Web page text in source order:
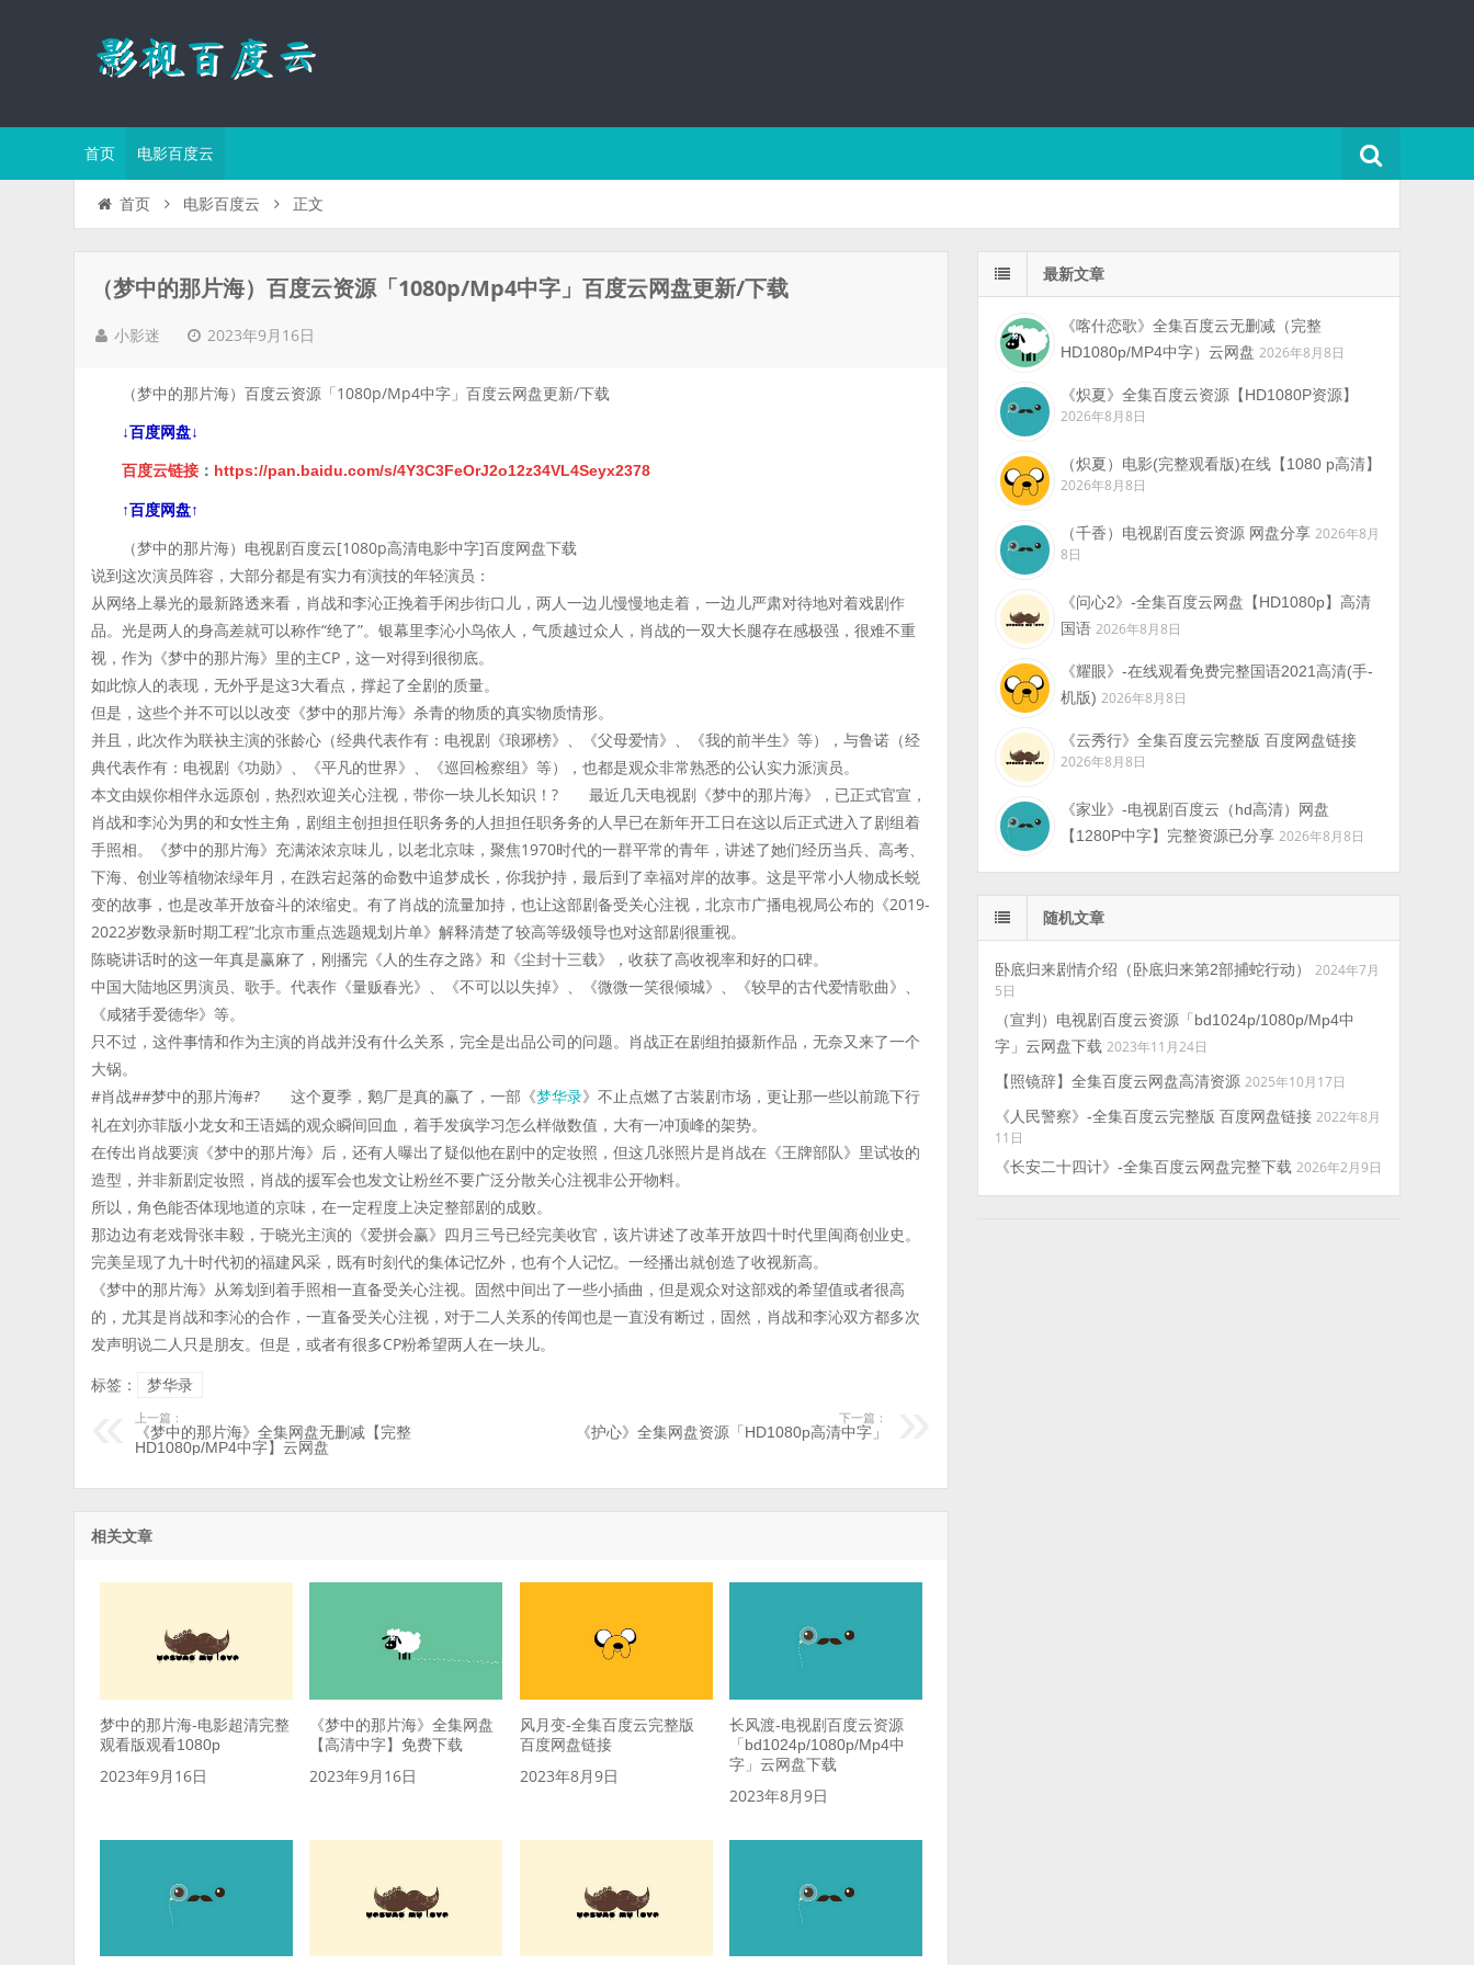
首页 电影百度云
首页 电影百度云 正文
（梦中的那片海）百度云资源「1080p/Mp4中字」百度云网盘更新/下载
小影迷 2023年9月16日
（梦中的那片海）百度云资源「1080p/Mp4中字」百度云网盘更新/下载
↓百度网盘↓
百度云链接 ： https://pan.baidu.com/s/4Y3C3FeOrJ2o12z34VL4Seyx2378
↑百度网盘↑
（梦中的那片海）电视剧百度云[1080p高清电影中字]百度网盘下载
说到这次演员阵容，大部分都是有实力有演技的年轻演员：
从网络上暴光的最新路透来看，肖战和李沁正挽着手闲步街口儿，两人一边儿慢慢地走着，一边儿严肃对待地对着戏剧作
品。光是两人的身高差就可以称作“绝了”。银幕里李沁小鸟依人，气质越过众人，肖战的一双大长腿存在感极强，很难不重
视，作为《梦中的那片海》里的主CP，这一对得到很彻底。
如此惊人的表现，无外乎是这3大看点，撑起了全剧的质量。
但是，这些个并不可以以改变《梦中的那片海》杀青的物质的真实物质情形。
并且，此次作为联袂主演的张龄心（经典代表作有：电视剧《琅琊榜》、《父母爱情》、《我的前半生》等），与鲁诺（经
典代表作有：电视剧《功勋》、《平凡的世界》、《巡回检察组》等），也都是观众非常熟悉的公认实力派演员。
本文由娱你相伴永远原创，热烈欢迎关心注视，带你一块儿长知识！? 最近几天电视剧《梦中的那片海》，已正式官宣，
肖战和李沁为男的和女性主角，剧组主创担担任职务务的人担担任职务务的人早已在新年开工日在这以后正式进入了剧组着
手照相。《梦中的那片海》充满浓浓京味儿，以老北京味，聚焦1970时代的一群平常的青年，讲述了她们经历当兵、高考、
下海、创业等植物浓绿年月，在跌宕起落的命数中追梦成长，你我护持，最后到了幸福对岸的故事。这是平常小人物成长蜕
变的故事，也是改革开放奋斗的浓缩史。有了肖战的流量加持，也让这部剧备受关心注视，北京市广播电视局公布的《2019-
2022岁数录新时期工程”北京市重点选题规划片单》解释清楚了较高等级领导也对这部剧很重视。
陈晓讲话时的这一年真是赢麻了，刚播完《人的生存之路》和《尘封十三载》，收获了高收视率和好的口碑。
中国大陆地区男演员、歌手。代表作《量贩春光》、《不可以以失掉》、《微微一笑很倾城》、《较早的古代爱情歌曲》、
《咸猪手爱德华》等。
只不过，这件事情和作为主演的肖战并没有什么关系，完全是出品公司的问题。肖战正在剧组拍摄新作品，无奈又来了一个
大锅。
#肖战##梦中的那片海#? 这个夏季，鹅厂是真的赢了，一部《梦华录》不止点燃了古装剧市场，更让那一些以前跪下行
礼在刘亦菲版小龙女和王语嫣的观众瞬间回血，着手发疯学习怎么样做数值，大有一冲顶峰的架势。
在传出肖战要演《梦中的那片海》后，还有人曝出了疑似他在剧中的定妆照，但这几张照片是肖战在《王牌部队》里试妆的
造型，并非新剧定妆照，肖战的援军会也发文让粉丝不要广泛分散关心注视非公开物料。
所以，角色能否体现地道的京味，在一定程度上决定整部剧的成败。
那边边有老戏骨张丰毅，于晓光主演的《爱拼会赢》四月三号已经完美收官，该片讲述了改革开放四十时代里闽商创业史。
完美呈现了九十时代初的福建风采，既有时刻代的集体记忆外，也有个人记忆。一经播出就创造了收视新高。
《梦中的那片海》从筹划到着手照相一直备受关心注视。固然中间出了一些小插曲，但是观众对这部戏的希望值或者很高
的，尤其是肖战和李沁的合作，一直备受关心注视，对于二人关系的传闻也是一直没有断过，固然，肖战和李沁双方都多次
发声明说二人只是朋友。但是，或者有很多CP粉希望两人在一块儿。
标签：
梦华录
上一篇：
《梦中的那片海》全集网盘无删减【完整
HD1080p/MP4中字】云网盘
下一篇：
《护心》全集网盘资源「HD1080p高清中字」
相关文章
梦中的那片海-电影超清完整
观看版观看1080p
2023年9月16日
《梦中的那片海》全集网盘
【高清中字】免费下载
2023年9月16日
风月变-全集百度云完整版
百度网盘链接
2023年8月9日
长风渡-电视剧百度云资源
「bd1024p/1080p/Mp4中
字」云网盘下载
2023年8月9日
最新文章
《喀什恋歌》全集百度云无删减（完整
HD1080p/MP4中字）云网盘 2026年8月8日
《炽夏》全集百度云资源【HD1080P资源】
2026年8月8日
（炽夏）电影(完整观看版)在线【1080 p高清】
2026年8月8日
（千香）电视剧百度云资源 网盘分享 2026年8月
8日
《问心2》-全集百度云网盘【HD1080p】高清
国语 2026年8月8日
《耀眼》-在线观看免费完整国语2021高清(手-
机版) 2026年8月8日
《云秀行》全集百度云完整版 百度网盘链接
2026年8月8日
《家业》-电视剧百度云（hd高清）网盘
【1280P中字】完整资源已分享 2026年8月8日
随机文章
卧底归来剧情介绍（卧底归来第2部捕蛇行动）
2024年7月
5日
（宣判）电视剧百度云资源「bd1024p/1080p/Mp4中
字」云网盘下载 2023年11月24日
【照镜辞】全集百度云网盘高清资源 2025年10月17日
《人民警察》-全集百度云完整版 百度网盘链接 2022年8月
11日
《长安二十四计》-全集百度云网盘完整下载 2026年2月9日